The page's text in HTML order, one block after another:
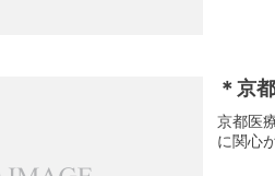
＊京
京都医
に関心